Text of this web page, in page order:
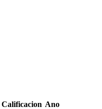
Calificacion Ano